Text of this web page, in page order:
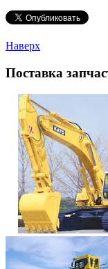
Наверх
Поставка